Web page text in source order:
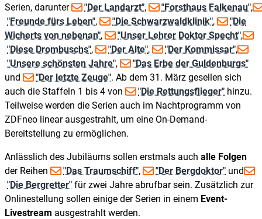
Serien, darunter
"Der Landarzt", "Forsthaus Falkenau",
"Freunde fürs Leben", "Die Schwarzwaldklinik",
"Die
Wicherts von nebenan", "Unser Lehrer Doktor Specht",
"Diese Drombuschs", "Der Alte", "Der Kommissar",
"Unsere schönsten Jahre",
"Das Erbe der Guldenburgs"
und
"Der letzte Zeuge". Ab dem 31. März gesellen sich
auch die Staffeln 1 bis 4 von
"Die Rettungsflieger" hinzu.
Teilweise werden die Serien auch im Nachtprogramm von
ZDFneo linear ausgestrahlt, um eine On-Demand-
Bereitstellung zu ermöglichen.
Anlässlich des Jubiläums sollen erstmals auch alle Folgen
der Reihen
"Das Traumschiff", "Der Bergdoktor" und
"Die Bergretter" für zwei Jahre abrufbar sein. Zusätzlich zur
Onlinestellung sollen einige der Serien in einem Event-
Livestream ausgestrahlt werden.